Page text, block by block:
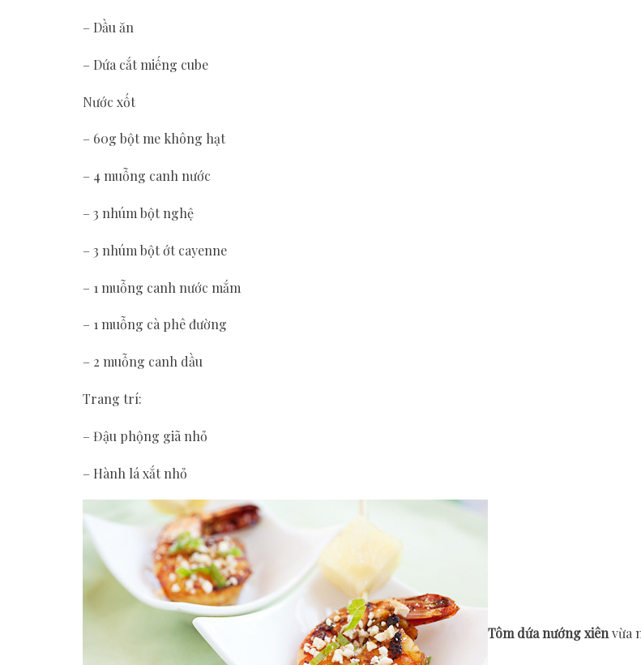
– Dầu ăn
– Dứa cắt miếng cube
Nước xốt
– 60g bột me không hạt
– 4 muỗng canh nước
– 3 nhúm bột nghệ
– 3 nhúm bột ớt cayenne
– 1 muỗng canh nước mắm
– 1 muỗng cà phê đường
– 2 muỗng canh dầu
Trang trí:
– Đậu phộng giã nhỏ
– Hành lá xắt nhỏ
Tôm dứa nướng xiênvừa